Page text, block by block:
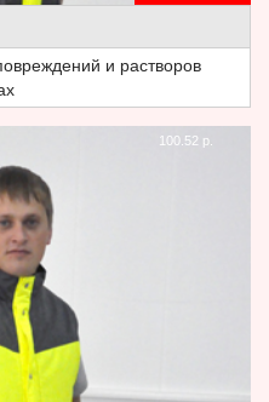
и растворов
100.52 р.